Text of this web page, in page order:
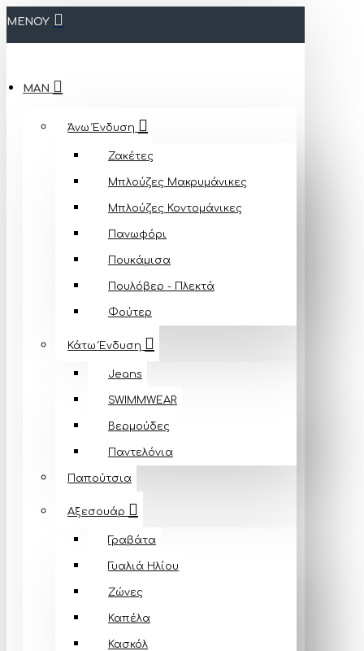
ΜΕΝΟΥ
MAN
Άνω Ένδυση
Ζακέτες
Μπλούζες Mακρυμάνικες
Μπλούζες Κοντομάνικες
Πανωφόρι
Πουκάμισα
Πουλόβερ - Πλεκτά
Φούτερ
Κάτω Ένδυση
Jeans
SWIMMWEAR
Βερμούδες
Παντελόνια
Παπούτσια
Αξεσουάρ
Γραβάτα
Γυαλιά Ηλίου
Ζώνες
Καπέλα
Κασκόλ